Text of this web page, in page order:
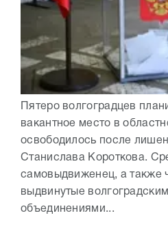
Пятеро волгоградцев
вакантное место в
освободилось после
Станислава Короткова.
самовыдвиженец, а также
выдвинутые
объединениями...